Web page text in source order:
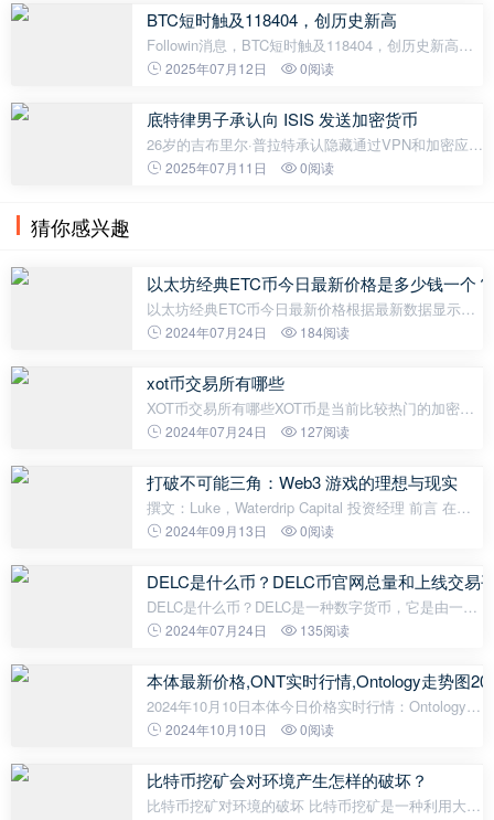
示，BTC 昨晚一度上冲至 117548.2 USDT
BTC短时触及118404，创历史新高
Followin消息，BTC短时触及118404，创历史新高。
ETH，短时触及3029.55，创近期新高。日涨幅
2025年07月12日 0阅读
底特律男子承认向 ISIS 发送加密货币
26岁的吉布里尔·普拉特承认隐藏通过VPN和加密应用
程序向ISIS捐赠的比特币，面临10年监禁。底特律的
2025年07月11日 0阅读
猜你感兴趣
以太坊经典ETC币今日最新价格是多少钱一个
以太坊经典ETC币今日最新价格根据最新数据显示，
截止至2024年03月21日，以太坊经典ETC币的最新价
价格波动情况在过去的24小时内，以
2024年07月24日 184阅读
xot币交易所有哪些
XOT币交易所有哪些XOT币是当前比较热门的加密货
币之一，它的交易所种类也非常丰富。以下就是XOT
球最大的加密货币交易所，其主
2024年07月24日 127阅读
打破不可能三角：Web3 游戏的理想与现实
撰文：Luke，Waterdrip Capital 投资经理 前言 在
《黑神话：悟空》爆火之后，作为一名游戏玩家和
方向进行了一些初步的思考。如果其中
2024年09月13日 0阅读
DELC是什么币？DELC币官网总量和上线交易
DELC是什么币？DELC是一种数字货币，它是由一家
名为DelightCoin的区块链公司发行的。DELC的全称
并为用户提供快速、安全和便捷的交
2024年07月24日 135阅读
本体最新价格,ONT实时行情,Ontology走势图
2024年10月10日本体今日价格实时行情：Ontology
当前价格为 $0.17910838，其 24 小时的交易量为
-3.78%。目前的 加密货币市值
2024年10月10日 0阅读
比特币挖矿会对环境产生怎样的破坏？
比特币挖矿对环境的破坏 比特币挖矿是一种利用大量